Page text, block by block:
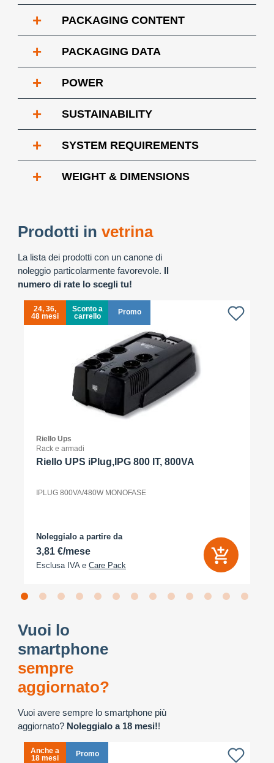
+ PACKAGING CONTENT
+ PACKAGING DATA
+ POWER
+ SUSTAINABILITY
+ SYSTEM REQUIREMENTS
+ WEIGHT & DIMENSIONS
Prodotti in vetrina
La lista dei prodotti con un canone di
noleggio particolarmente favorevole. Il
numero di rate lo scegli tu!
24, 36,
48 mesi
Sconto a
carrello
Promo
Riello Ups
Rack e armadi
Riello UPS iPlug,IPG 800 IT, 800VA
IPLUG 800VA/480W MONOFASE
Noleggialo a partire da
3,81 €/mese
Esclusa IVA e Care Pack
Vuoi lo
smartphone
sempre
aggiornato?
Vuoi avere sempre lo smartphone più
aggiornato? Noleggialo a 18 mesi!!
Anche a
18 mesi
Promo